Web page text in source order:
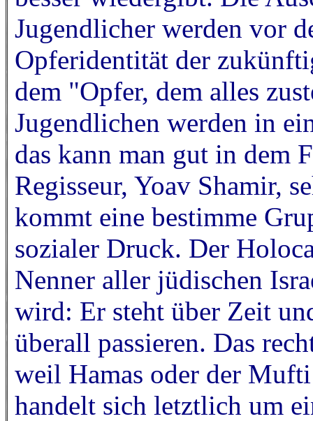
Jugendlicher werden vor
Opferidentität der
dem "Opfer, dem alles
Jugendlichen werden in
das kann man gut in dem
Regisseur, Yoav Shamir,
kommt eine bestimme
sozialer Druck. Der
Nenner aller jüdischen
wird: Er steht über Zeit
überall passieren. Das
weil Hamas oder der
handelt sich letztlich um